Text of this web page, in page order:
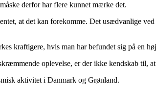
derfor har flere kunnet mærke det.
at det kan forekomme. Det usædvanlige
kraftigere, hvis man har befundet sig på en
oplevelse, er der ikke kendskab til,
aktivitet i Danmark og Grønland.